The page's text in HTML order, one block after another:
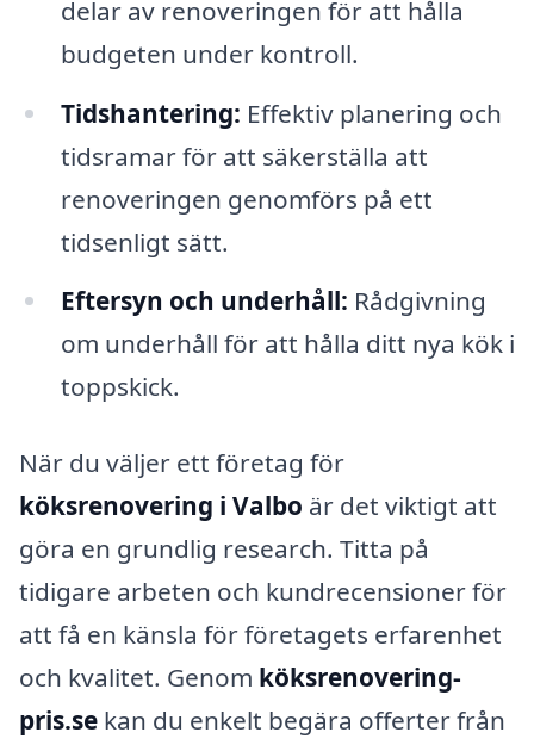
delar av renoveringen för att hålla
budgeten under kontroll.
Tidshantering: Effektiv planering och
tidsramar för att säkerställa att
renoveringen genomförs på ett
tidsenligt sätt.
Eftersyn och underhåll: Rådgivning
om underhåll för att hålla ditt nya kök i
toppskick.
När du väljer ett företag för
köksrenovering i Valbo är det viktigt att
göra en grundlig research. Titta på
tidigare arbeten och kundrecensioner för
att få en känsla för företagets erfarenhet
och kvalitet. Genom köksrenovering-
pris.se kan du enkelt begära offerter från